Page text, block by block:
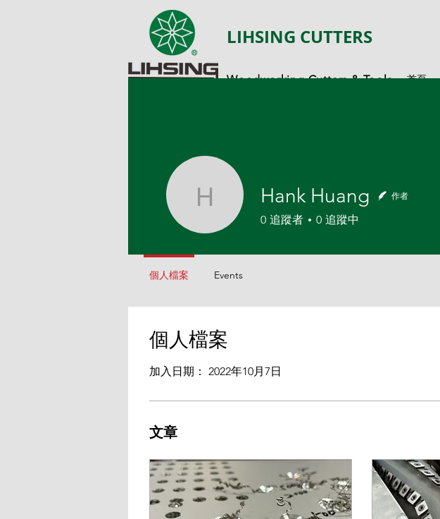
LIHSING CUTTERS
Woodworking Cutters & Tools 首頁
個人檔案
加入日期： 2022年10月7日
文章
Hank Huang
Hank Huang 作者
0 追蹤者 0 追蹤中
個人檔案 Events